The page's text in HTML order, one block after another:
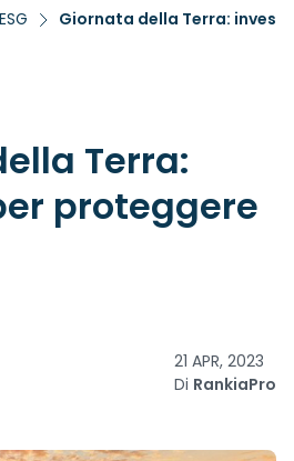
Giornata della Terra:
Terra:
proteggere
21 APR, 2023
Di RankiaPro